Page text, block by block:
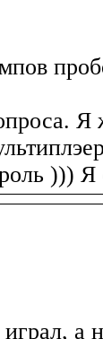
Я
)))
а